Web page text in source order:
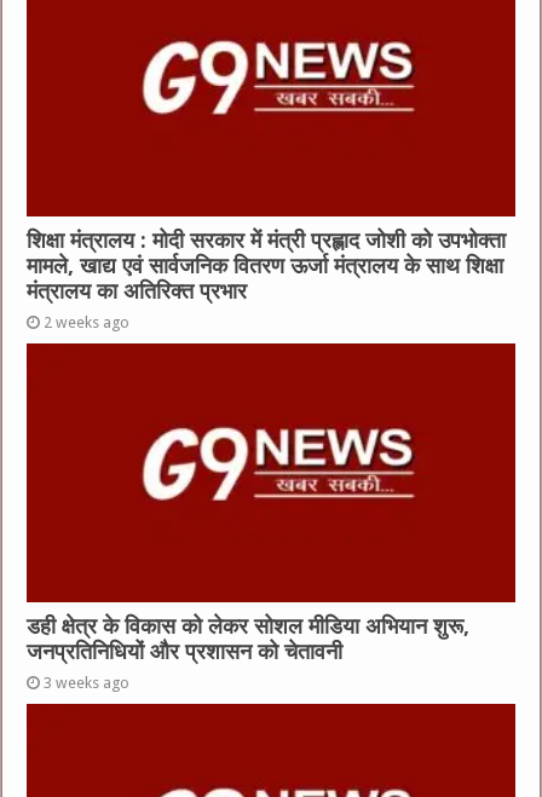
शिक्षा मंत्रालय : मोदी सरकार में मंत्री प्रह्लाद जोशी को उपभोक्ता
मामले, खाद्य एवं सार्वजनिक वितरण ऊर्जा मंत्रालय के साथ शिक्षा
मंत्रालय का अतिरिक्त प्रभार
2 weeks ago
डही क्षेत्र के विकास को लेकर सोशल मीडिया अभियान शुरू,
जनप्रतिनिधियों और प्रशासन को चेतावनी
3 weeks ago